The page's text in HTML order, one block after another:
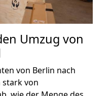
Umzug von
von Berlin nach
stark von